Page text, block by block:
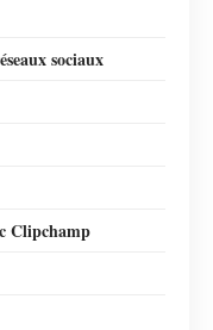
sociaux
Clipchamp